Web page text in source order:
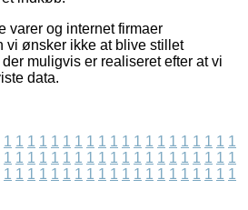
varer og internet firmaer
vi ønsker ikke at blive stillet
muligvis er realiseret efter at vi
data.
1 1 1 1 1 1 1 1 1 1 1 1 1 1 1 1 1 1 1 1
1 1 1 1 1 1 1 1 1 1 1 1 1 1 1 1 1 1 1 1
1 1 1 1 1 1 1 1 1 1 1 1 1 1 1 1 1 1 1 1